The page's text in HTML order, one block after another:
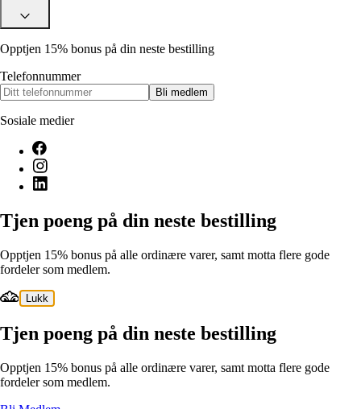
Opptjen 15% bonus på din neste bestilling
Telefonnummer
Bli medlem
Sosiale medier
Tjen poeng på din neste bestilling
Opptjen 15% bonus på alle ordinære varer, samt motta flere gode
fordeler som medlem.
Lukk
Tjen poeng på din neste bestilling
Opptjen 15% bonus på alle ordinære varer, samt motta flere gode
fordeler som medlem.